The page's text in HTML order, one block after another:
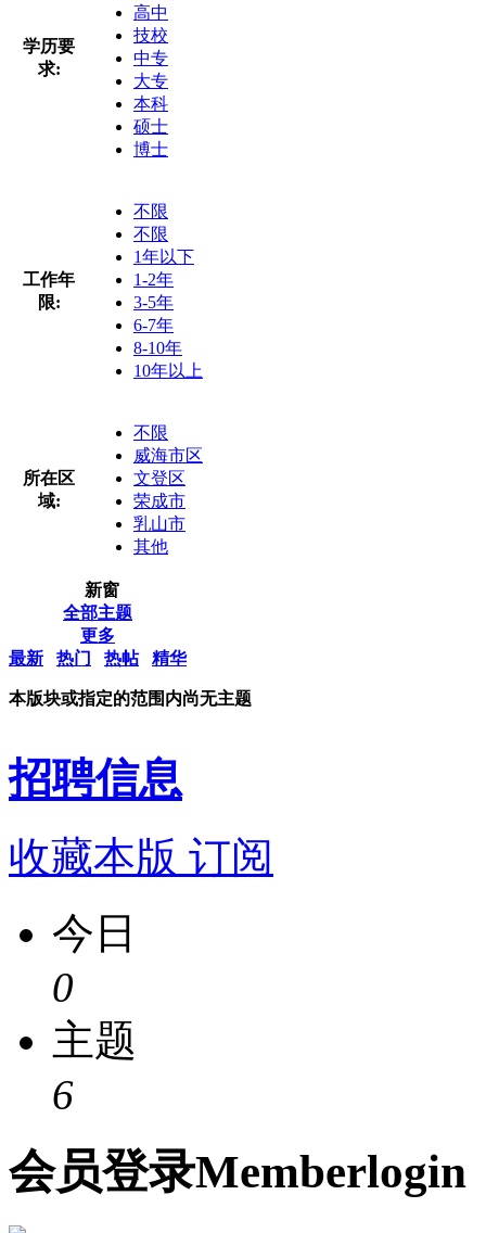
学历要
求:
高中
技校
中专
大专
本科
硕士
博士
工作年
限:
不限
不限
1年以下
1-2年
3-5年
6-7年
8-10年
10年以上
所在区
域:
不限
威海市区
文登区
荣成市
乳山市
其他
新窗
全部主题
更多
最新
热门 热帖 精华
本版块或指定的范围内尚无主题
招聘信息
收藏本版 订阅
今日
0
主题
6
会员登录Memberlogin